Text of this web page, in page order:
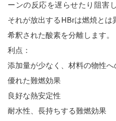
ーンの反応を遅らせたり阻害
それが放出するHBrは燃焼と
希釈された酸素を分離します。
利点：
添加量が少なく、材料の物性
優れた難燃効果
良好な熱安定性
耐水性、長持ちする難燃効果